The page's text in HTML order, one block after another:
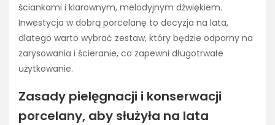
ściankami i klarownym, melodyjnym dźwiękiem.
Inwestycja w dobrą porcelanę to decyzja na lata,
dlatego warto wybrać zestaw, który będzie odporny na
zarysowania i ścieranie, co zapewni długotrwałe
użytkowanie.
Zasady pielęgnacji i konserwacji
porcelany, aby służyła na lata